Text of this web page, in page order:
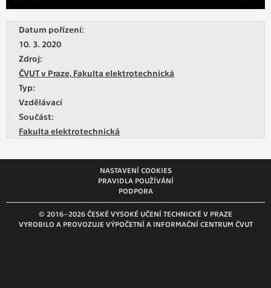
vždy aktivní.
ANALYTICKÉ
Slouží pro získávání anonymizovaných
statistických údajů, které nám pomáhají
vylepšovat naše aplikace. Zpravidla jde o
cookies systémů třetích stran, které k
těmto účelům využíváme.
MARKETINGOVÉ
Využívané za účelem zobrazení
správných nabídek a cílení obsahu podle
Vašich preferencí. Zpravidla jde o
cookies systémů třetích stran, které nám
s analýzou uživatelského chování
Mute
Datum pořízení:
10. 3. 2020
Zdroj:
ČVUT v Praze, Fakulta elektrotechnická
Typ:
Vzdělávací
Součást:
Fakulta elektrotechnická
© 2016–2026 ČESKÉ VYSOKÉ UČENÍ TECHNICKÉ V PRAZE
VYROBILO A PROVOZUJE VÝPOČETNÍ A INFORMAČNÍ CENTRUM ČVUT
NASTAVENÍ COOKIES
PRAVIDLA POUŽÍVÁNÍ
PODPORA